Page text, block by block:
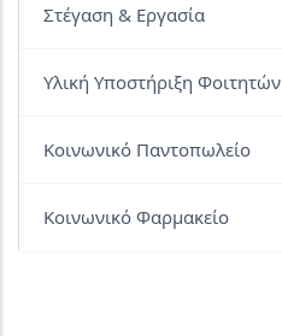
Στέγαση & Εργασία
Υλική Υποστήριξη Φοιτητών
Κοινωνικό Παντοπωλείο
Κοινωνικό Φαρμακείο